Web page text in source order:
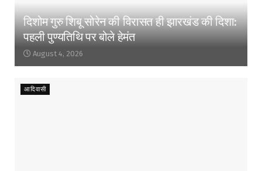
दिशोम गुरु शिबू सोरेन की विरासत ही झारखंड की दिशा:
पहली पुण्यतिथि पर बोले हेमंत
August 4, 2026
आदिवासी